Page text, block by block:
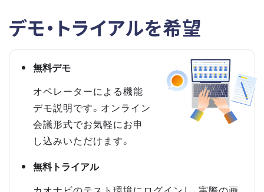
デモ・トライアルを希望
無料デモ
オペレーターによる機能
デモ説明です。オンライン
会議形式でお気軽にお申
し込みいただけます。
無料トライアル